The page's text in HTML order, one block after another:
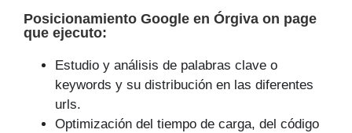
Posicionamiento Google en Órgiva on page
que ejecuto:
Estudio y análisis de palabras clave o
keywords y su distribución en las diferentes
urls.
Optimización del tiempo de carga, del código